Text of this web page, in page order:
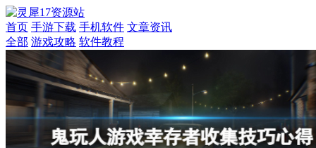
首页 手游下载 手机软件 文章资讯
全部 游戏攻略 软件教程